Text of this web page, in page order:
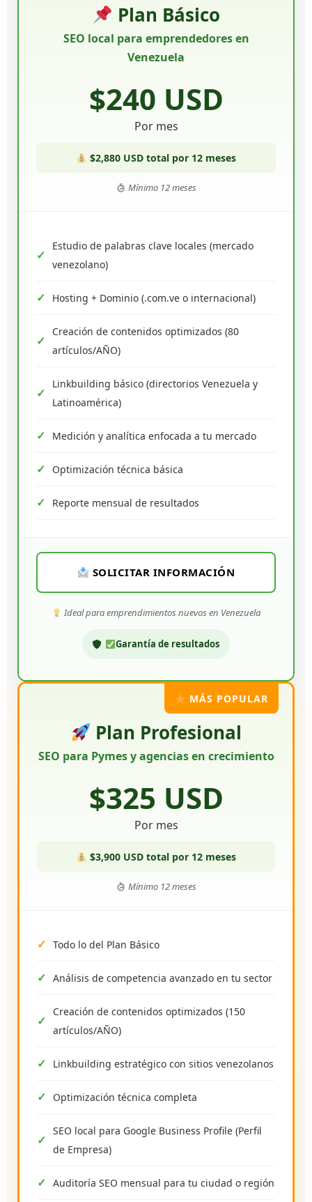
Plan Básico
SEO local para emprendedores en
Venezuela
$240 USD
Por mes
$2,880 USD total por 12 meses
Mínimo 12 meses
Estudio de palabras clave locales (mercado
venezolano)
Hosting + Dominio (.com.ve o internacional)
Creación de contenidos optimizados (80
artículos/AÑO)
Linkbuilding básico (directorios Venezuela y
Latinoamérica)
Medición y analítica enfocada a tu mercado
Optimización técnica básica
Reporte mensual de resultados
SOLICITAR INFORMACIÓN
Ideal para emprendimientos nuevos en Venezuela
Garantía de resultados
MÁS POPULAR
Plan Profesional
SEO para Pymes y agencias en crecimiento
$325 USD
Por mes
$3,900 USD total por 12 meses
Mínimo 12 meses
Todo lo del Plan Básico
Análisis de competencia avanzado en tu sector
Creación de contenidos optimizados (150
artículos/AÑO)
Linkbuilding estratégico con sitios venezolanos
Optimización técnica completa
SEO local para Google Business Profile (Perfil
de Empresa)
Auditoría SEO mensual para tu ciudad o región